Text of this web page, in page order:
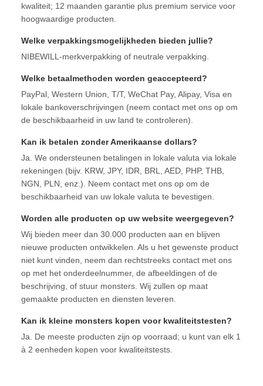
kwaliteit; 12 maanden garantie plus premium service voor
hoogwaardige producten.
Welke verpakkingsmogelijkheden bieden jullie?
NIBEWILL-merkverpakking of neutrale verpakking.
Welke betaalmethoden worden geaccepteerd?
PayPal, Western Union, T/T, WeChat Pay, Alipay, Visa en
lokale bankoverschrijvingen (neem contact met ons op om
de beschikbaarheid in uw land te controleren).
Kan ik betalen zonder Amerikaanse dollars?
Ja. We ondersteunen betalingen in lokale valuta via lokale
rekeningen (bijv. KRW, JPY, IDR, BRL, AED, PHP, THB,
NGN, PLN, enz.). Neem contact met ons op om de
beschikbaarheid van uw lokale valuta te bevestigen.
Worden alle producten op uw website weergegeven?
Wij bieden meer dan 30.000 producten aan en blijven
nieuwe producten ontwikkelen. Als u het gewenste product
niet kunt vinden, neem dan rechtstreeks contact met ons
op met het onderdeelnummer, de afbeeldingen of de
beschrijving, of stuur monsters. Wij zullen op maat
gemaakte producten en diensten leveren.
Kan ik kleine monsters kopen voor kwaliteitstesten?
Ja. De meeste producten zijn op voorraad; u kunt van elk 1
à 2 eenheden kopen voor kwaliteitstests.